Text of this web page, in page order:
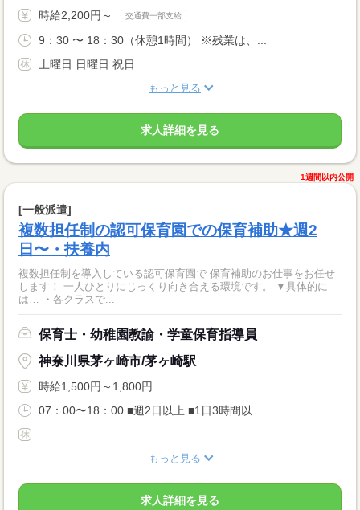
時給2,200円～ 交通費一部支給
9：30 〜 18：30（休憩1時間） ※残業は、...
土曜日 日曜日 祝日
もっと見る
求人詳細を見る
1週間以内公開
[一般派遣]
複数担任制の認可保育園での保育補助★週2
日〜・扶養内
複数担任制を導入している認可保育園で 保育補助のお仕事をお任せ
します！ 一人ひとりにじっくり向き合える環境です。 ▼具体的に
は… ・各クラスで...
保育士・幼稚園教諭・学童保育指導員
神奈川県茅ヶ崎市/茅ヶ崎駅
時給1,500円～1,800円
07：00〜18：00 ■週2日以上 ■1日3時間以...
もっと見る
求人詳細を見る